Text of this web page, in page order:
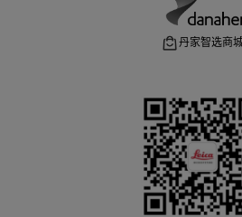
丹家智选商